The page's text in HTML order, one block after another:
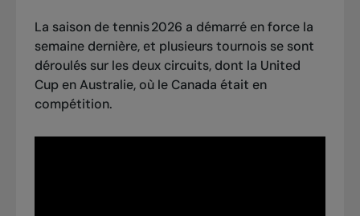
La saison de tennis 2026 a démarré en force la
semaine dernière, et plusieurs tournois se sont
déroulés sur les deux circuits, dont la United
Cup en Australie, où le Canada était en
compétition.